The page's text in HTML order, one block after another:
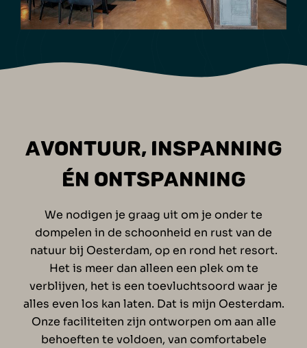
AVONTUUR, INSPANNING
ÉN ONTSPANNING
We nodigen je graag uit om je onder te
dompelen in de schoonheid en rust van de
natuur bij Oesterdam, op en rond het resort.
Het is meer dan alleen een plek om te
verblijven, het is een toevluchtsoord waar je
alles even los kan laten. Dat is mijn Oesterdam.
Onze faciliteiten zijn ontworpen om aan alle
behoeften te voldoen, van comfortabele